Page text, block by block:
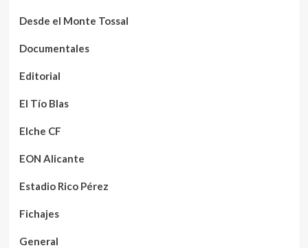
Desde el Monte Tossal
Documentales
Editorial
El Tío Blas
Elche CF
EON Alicante
Estadio Rico Pérez
Fichajes
General